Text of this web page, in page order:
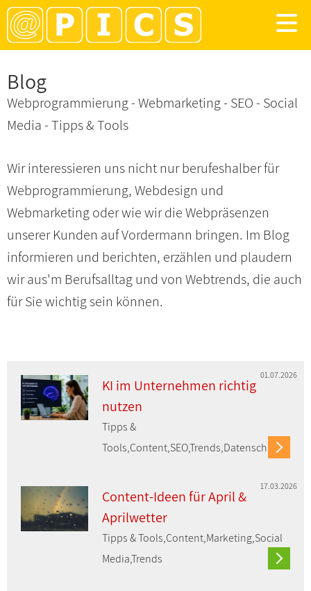
Blog
Webprogrammierung - Webmarketing - SEO - Social
Media - Tipps & Tools
Wir interessieren uns nicht nur berufeshalber für
Webprogrammierung, Webdesign und
Webmarketing oder wie wir die Webpräsenzen
unserer Kunden auf Vordermann bringen. Im Blog
informieren und berichten, erzählen und plaudern
wir aus'm Berufsalltag und von Webtrends, die auch
für Sie wichtig sein können.
KI im Unternehmen richtig
nutzen
Tipps &
Tools,Content,SEO,Trends,Datenschutz
01.07.2026
Content-Ideen für April &
Aprilwetter
Tipps & Tools,Content,Marketing,Social
Media,Trends
17.03.2026